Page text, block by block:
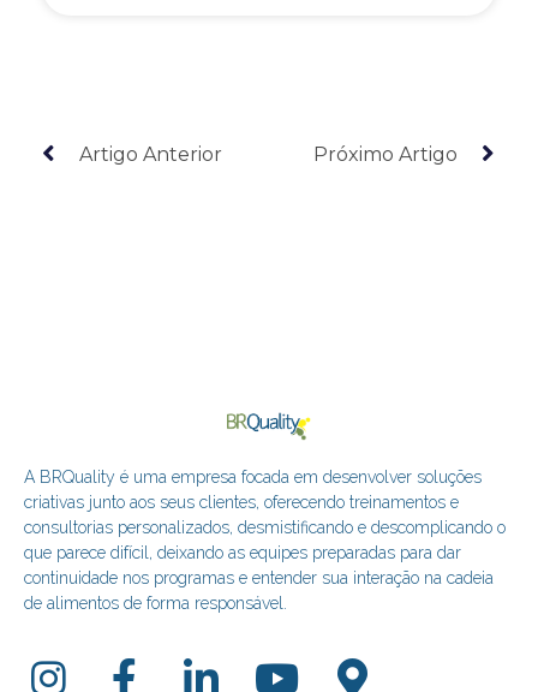
Artigo Anterior Próximo Artigo
A BRQuality é uma empresa focada em desenvolver soluções
criativas junto aos seus clientes, oferecendo treinamentos e
consultorias personalizados, desmistificando e descomplicando o
que parece difícil, deixando as equipes preparadas para dar
continuidade nos programas e entender sua interação na cadeia
de alimentos de forma responsável.